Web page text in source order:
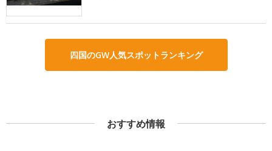
四国のGW人気スポットランキング
おすすめ情報